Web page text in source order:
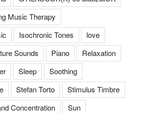
Music Therapy
Isochronic Tones
love
Sounds Piano
Relaxation
Sleep
Soothing
Stefan Torto
Stimulus Timbre
Concentration
Sun